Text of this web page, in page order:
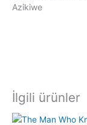
Azikiwe
İlgili ürünler